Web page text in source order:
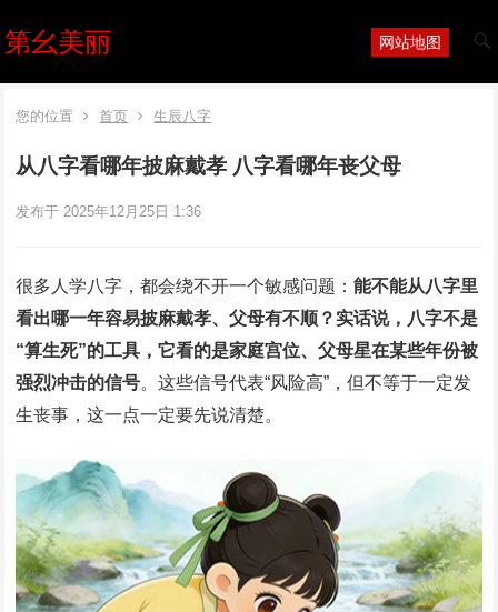
第幺美丽 网站地图
您的位置 首页 生辰八字
从八字看哪年披麻戴孝 八字看哪年丧父母
发布于 2025年12月25日 1:36
很多人学八字，都会绕不开一个敏感问题：能不能从八字里
看出哪一年容易披麻戴孝、父母有不顺？实话说，八字不是
“算生死”的工具，它看的是家庭宫位、父母星在某些年份被
强烈冲击的信号。这些信号代表“风险高”，但不等于一定发
生丧事，这一点一定要先说清楚。